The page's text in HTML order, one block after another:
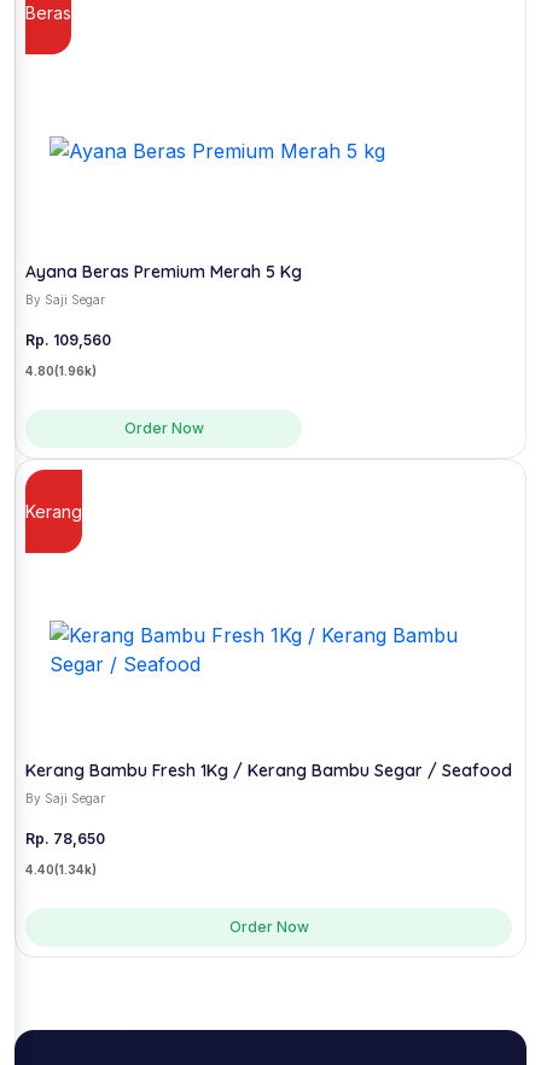
Beras
Ayana Beras Premium Merah 5 Kg
By Saji Segar
Rp. 109,560
4.80(1.96k)
Order Now
Kerang
Kerang Bambu Fresh 1Kg / Kerang Bambu Segar / Seafood
By Saji Segar
Rp. 78,650
4.40(1.34k)
Order Now